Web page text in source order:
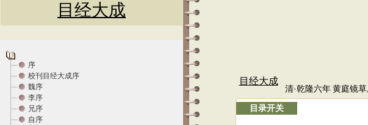
目经大成
序
校刊目经大成序
魏序
李序
兄序
自序
目经大成
清·乾隆六年 黄庭镜
目录开关